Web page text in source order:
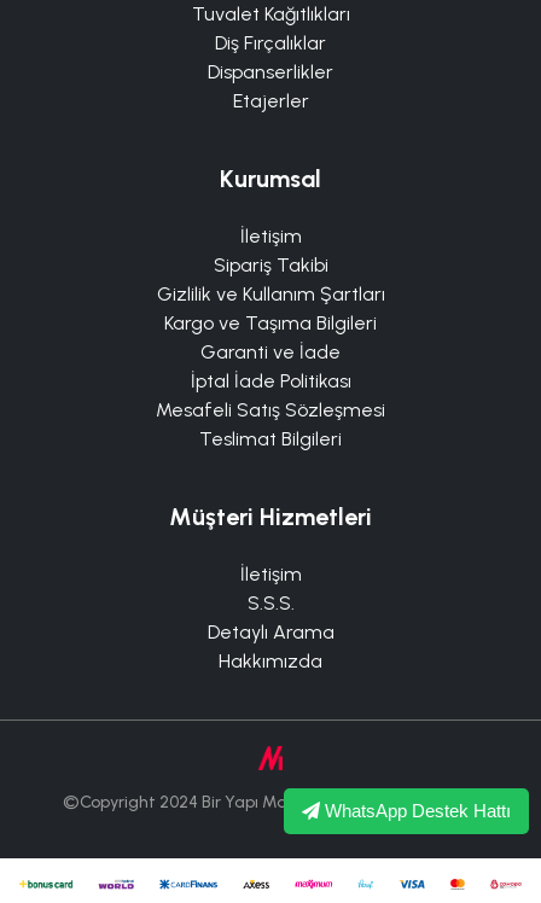
Tuvalet Kağıtlıkları
Diş Fırçalıklar
Dispanserlikler
Etajerler
Kurumsal
İletişim
Sipariş Takibi
Gizlilik ve Kullanım Şartları
Kargo ve Taşıma Bilgileri
Garanti ve İade
İptal İade Politikası
Mesafeli Satış Sözleşmesi
Teslimat Bilgileri
Müşteri Hizmetleri
İletişim
S.S.S.
Detaylı Arama
Hakkımızda
©Copyright 2024 Bir Yapı Market Tüm Hakları Saklıdır.
WhatsApp Destek Hattı